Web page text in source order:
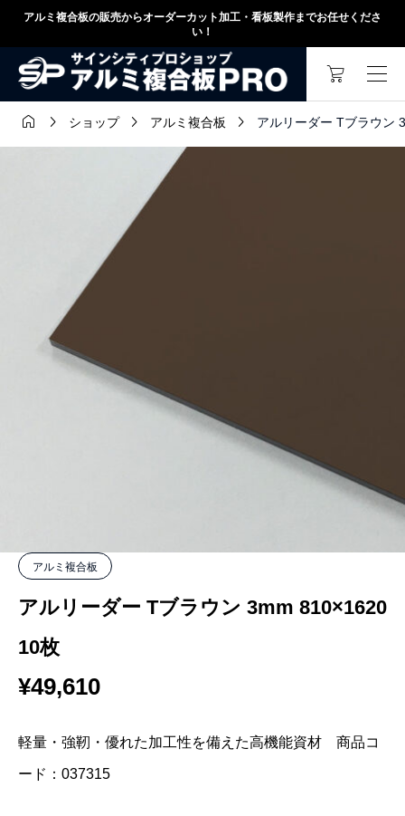
アルミ複合板の販売からオーダーカット加工・看板製作までお任せくださ
い！
  ショップ  アルミ複合板  アルリーダー Tブラウン
アルミ複合板
アルリーダー Tブラウン 3mm 810×1620
10枚
¥49,610
軽量・強靭・優れた加工性を備えた高機能資材 商品コ
ード：037315